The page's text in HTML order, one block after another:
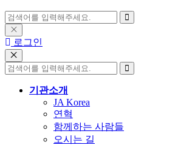
로그인
기관소개
JA Korea
연혁
함께하는 사람들
오시는 길